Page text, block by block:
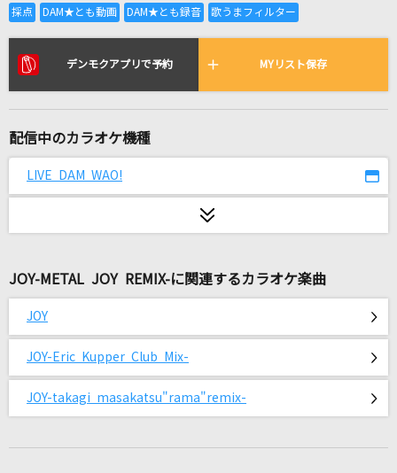
全国りれき
リアルタイムで歌われている曲の一覧
チェリー
かごめ
HEAT
B'z
平井堅
デンモクアプリで予約 MYリスト保存
配信中のカラオケ機種
LIVE DAM WAO!
JOY-METAL JOY REMIX-に関連するカラオケ楽曲
JOY
JOY-Eric Kupper Club Mix-
JOY-takagi masakatsu"rama"remix-